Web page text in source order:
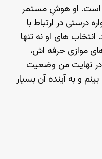
است. او هوشِ مستمر
درستی در ارتباط با
های او نه تنها
موازی حرفه اش،
در نهایت من وضعیت
و به آینده آن بسیار